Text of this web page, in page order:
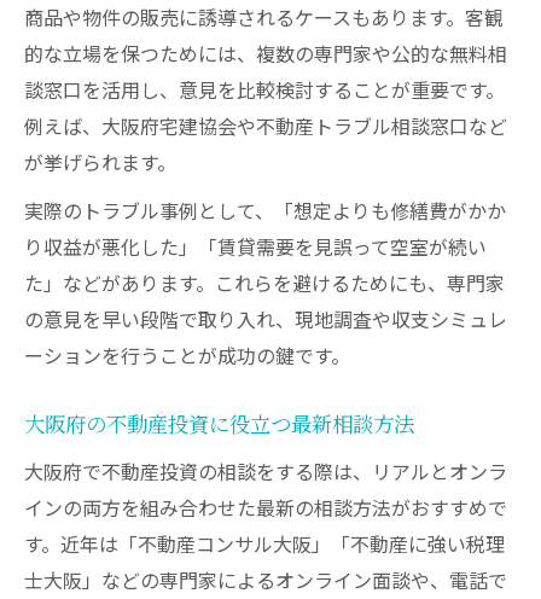
不動産に強い税理士や弁護士相談のメリッ
ト
大阪府の不動産コンサル選びの実践ポイン
ト
専門家相談で資産形成を確実に進める方法
不動産投資専門家の無料相談を賢く活用
リスク管理に役立つ大阪府の相談方法解説
不動産投資のリスクを相談で減らす実践法
大阪府でリスク管理に強い相談窓口の選び
トラブル相談から始めるリスク対策の基本
宅建協会など公的機関の活用ポイント
無料相談電話で迅速なリスク対応を実現
法務や税務も安心の不動産投資相談テクニック
不動産投資に必要な法務・税務相談の基礎
商品や物件の販売に誘導されるケースもあります。客観
的な立場を保つためには、複数の専門家や公的な無料相
談窓口を活用し、意見を比較検討することが重要です。
例えば、大阪府宅建協会や不動産トラブル相談窓口など
が挙げられます。
実際のトラブル事例として、「想定よりも修繕費がかか
り収益が悪化した」「賃貸需要を見誤って空室が続い
た」などがあります。これらを避けるためにも、専門家
の意見を早い段階で取り入れ、現地調査や収支シミュレ
ーションを行うことが成功の鍵です。
大阪府の不動産投資に役立つ最新相談方法
大阪府で不動産投資の相談をする際は、リアルとオンラ
インの両方を組み合わせた最新の相談方法がおすすめで
す。近年は「不動産コンサル大阪」「不動産に強い税理
士大阪」などの専門家によるオンライン面談や、電話で